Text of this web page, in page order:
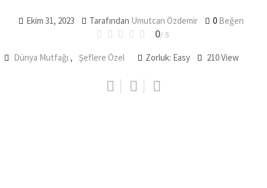
Ekim 31, 2023 Tarafından Umutcan Özdemir 0 Beğen
0/ 5
Dünya Mutfağı , Şeflere Özel Zorluk: Easy 210View